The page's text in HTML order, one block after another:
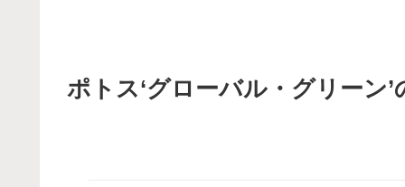
ポトス‘グローバル・グリーン